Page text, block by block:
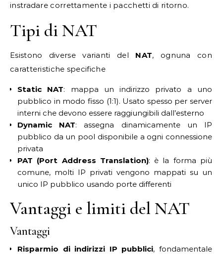
instradare correttamente i pacchetti di ritorno.
Tipi di NAT
Esistono diverse varianti del NAT, ognuna con
caratteristiche specifiche
Static NAT: mappa un indirizzo privato a uno
pubblico in modo fisso (1:1). Usato spesso per server
interni che devono essere raggiungibili dall’esterno
Dynamic NAT: assegna dinamicamente un IP
pubblico da un pool disponibile a ogni connessione
privata
PAT (Port Address Translation): è la forma più
comune, molti IP privati vengono mappati su un
unico IP pubblico usando porte differenti
Vantaggi e limiti del NAT
Vantaggi
Risparmio di indirizzi IP pubblici, fondamentale